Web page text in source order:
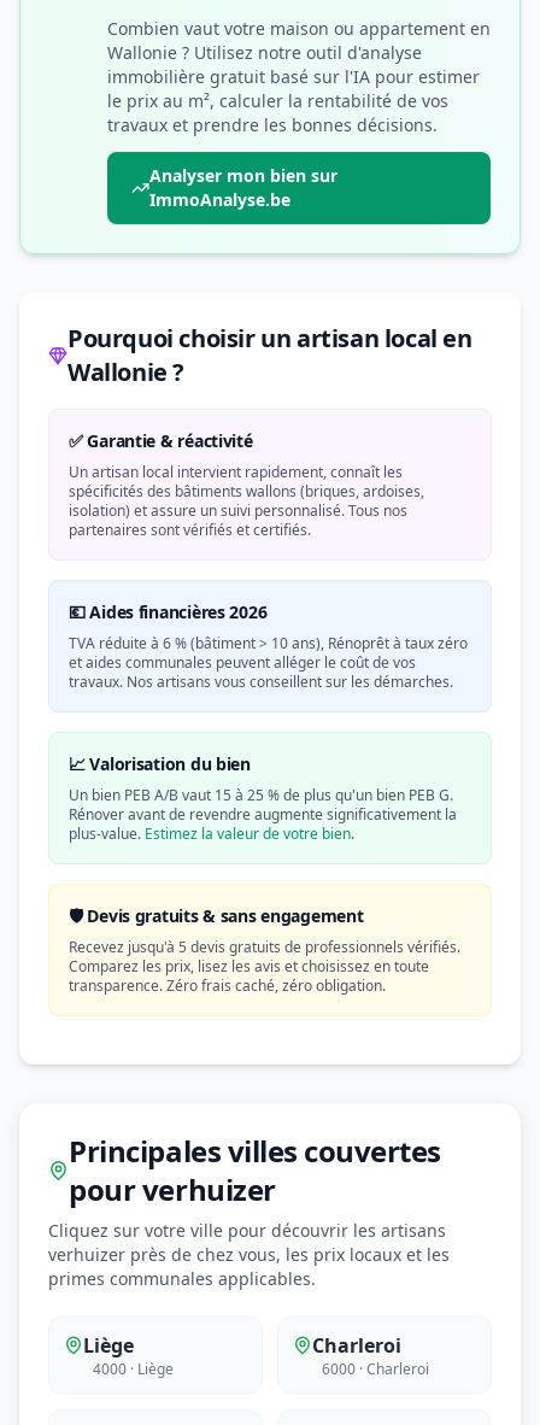
Combien vaut votre maison ou appartement en
Wallonie ? Utilisez notre outil d'analyse
immobilière gratuit basé sur l'IA pour estimer
le prix au m², calculer la rentabilité de vos
travaux et prendre les bonnes décisions.
Analyser mon bien sur
ImmoAnalyse.be
Pourquoi choisir un artisan local en
Wallonie ?
✅ Garantie & réactivité
Un artisan local intervient rapidement, connaît les
spécificités des bâtiments wallons (briques, ardoises,
isolation) et assure un suivi personnalisé. Tous nos
partenaires sont vérifiés et certifiés.
💶 Aides financières 2026
TVA réduite à 6 % (bâtiment > 10 ans), Rénoprêt à taux zéro
et aides communales peuvent alléger le coût de vos
travaux. Nos artisans vous conseillent sur les démarches.
📈 Valorisation du bien
Un bien PEB A/B vaut 15 à 25 % de plus qu'un bien PEB G.
Rénover avant de revendre augmente significativement la
plus-value. Estimez la valeur de votre bien.
🛡️ Devis gratuits & sans engagement
Recevez jusqu'à 5 devis gratuits de professionnels vérifiés.
Comparez les prix, lisez les avis et choisissez en toute
transparence. Zéro frais caché, zéro obligation.
Principales villes couvertes
pour verhuizer
Cliquez sur votre ville pour découvrir les artisans
verhuizer près de chez vous, les prix locaux et les
primes communales applicables.
Liège
4000 · Liège
Charleroi
6000 · Charleroi